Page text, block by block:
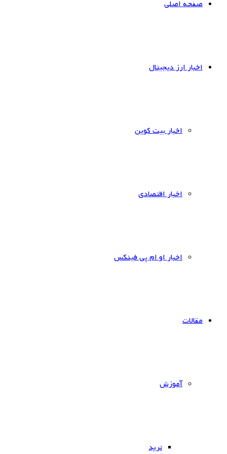
صفحه اصلی
اخبار ارز دیجیتال
اخبار بیت کوین
اخبار اقتصادی
اخبار او ام پی فینکس
مقالات
آموزش
ترید